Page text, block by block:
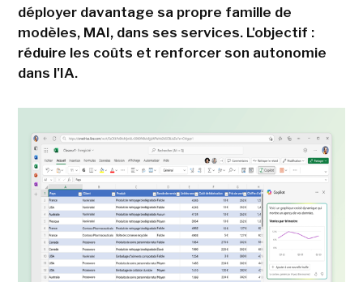
déployer davantage sa propre famille de
modèles, MAI, dans ses services. L'objectif :
réduire les coûts et renforcer son autonomie
dans l'IA.